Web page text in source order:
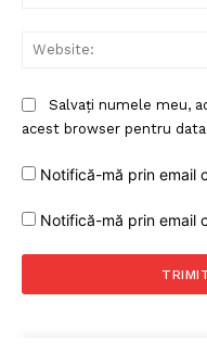
Salvați numele meu,
acest browser pentru
Notifică-mă prin email
Notifică-mă prin email